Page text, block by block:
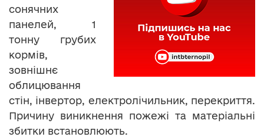
сонячних
панелей, 1
тонну грубих
кормів,
зовнішнє
облицювання
стін, інвертор, електролічильник, перекриття.
Причину виникнення пожежі та матеріальні
збитки встановлюють.